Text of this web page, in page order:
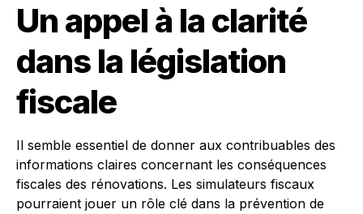
Un appel à la clarité
dans la législation
fiscale
Il semble essentiel de donner aux contribuables des
informations claires concernant les conséquences
fiscales des rénovations. Les simulateurs fiscaux
pourraient jouer un rôle clé dans la prévention de